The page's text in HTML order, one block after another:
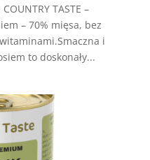
TASTE –
– 70% mięsa, bez
i
to doskonały...